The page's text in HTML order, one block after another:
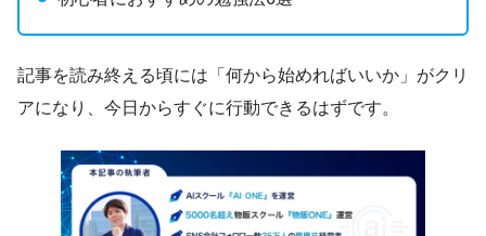
記事を読み終える頃には「何から始めればいいか」がクリ
アになり、今日からすぐに行動できるはずです。